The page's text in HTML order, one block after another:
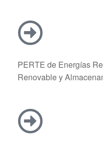
PERTE de Energías
Renovable y